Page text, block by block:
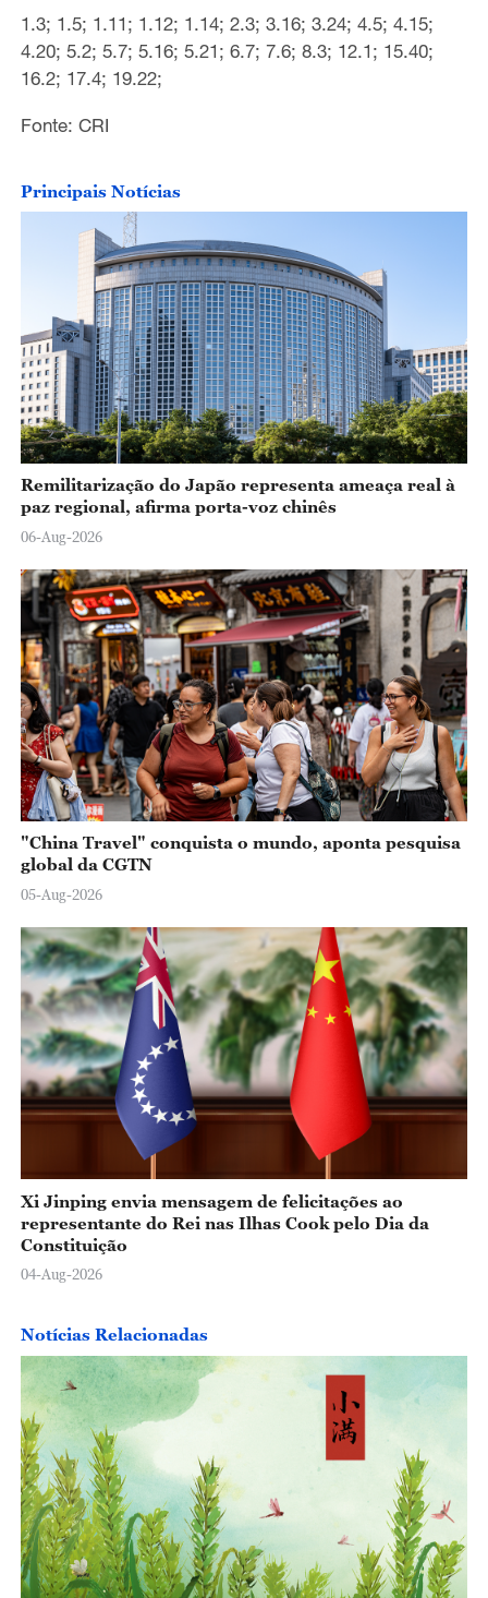
1.3; 1.5; 1.11; 1.12; 1.14; 2.3; 3.16; 3.24; 4.5; 4.15;
4.20; 5.2; 5.7; 5.16; 5.21; 6.7; 7.6; 8.3; 12.1; 15.40;
16.2; 17.4; 19.22;
Fonte: CRI
Principais Notícias
Remilitarização do Japão representa ameaça real à
paz regional, afirma porta-voz chinês
06-Aug-2026
"China Travel" conquista o mundo, aponta pesquisa
global da CGTN
05-Aug-2026
Xi Jinping envia mensagem de felicitações ao
representante do Rei nas Ilhas Cook pelo Dia da
Constituição
04-Aug-2026
Notícias Relacionadas